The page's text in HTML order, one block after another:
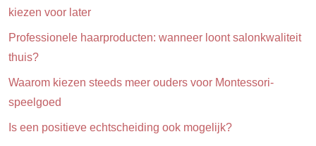
kiezen voor later
Professionele haarproducten: wanneer loont salonkwaliteit
thuis?
Waarom kiezen steeds meer ouders voor Montessori-
speelgoed
Is een positieve echtscheiding ook mogelijk?